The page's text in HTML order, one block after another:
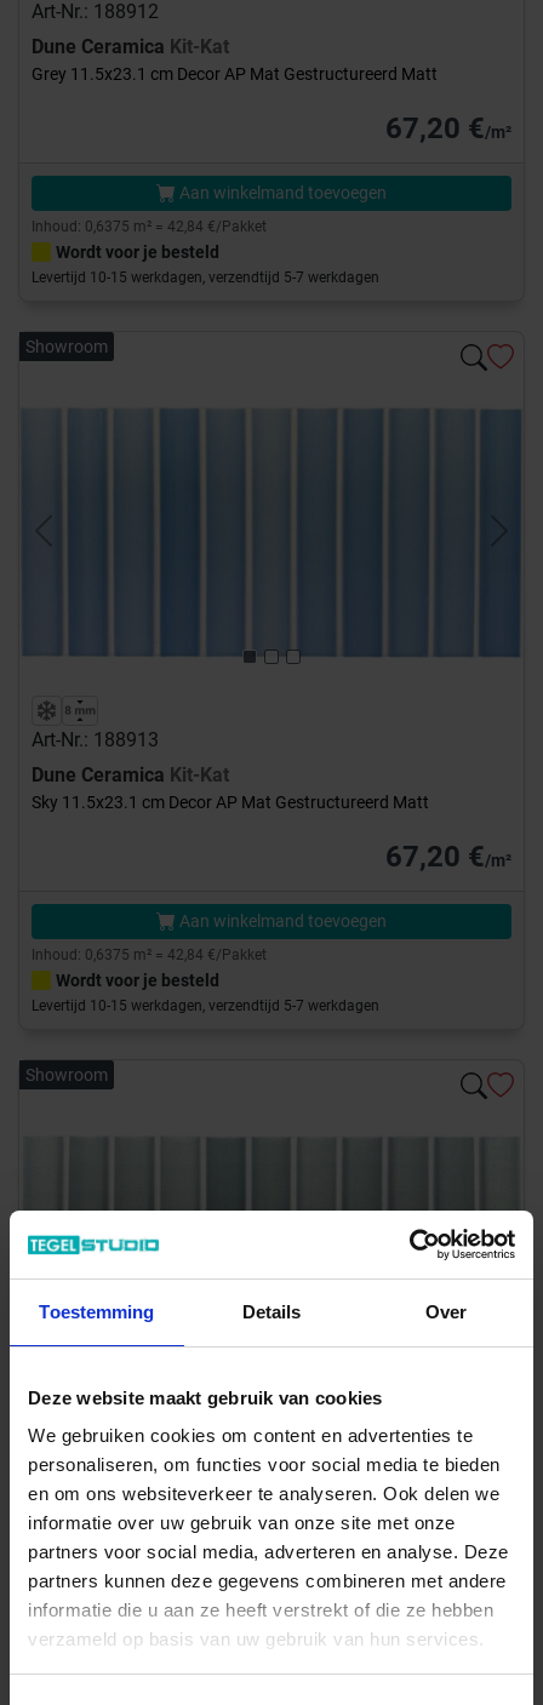
Toestemming Details Over
Deze website maakt gebruik van cookies
We gebruiken cookies om content en advertenties te
personaliseren, om functies voor social media te bieden
en om ons websiteverkeer te analyseren. Ook delen we
informatie over uw gebruik van onze site met onze
partners voor social media, adverteren en analyse. Deze
partners kunnen deze gegevens combineren met andere
informatie die u aan ze heeft verstrekt of die ze hebben
verzameld op basis van uw gebruik van hun services.
Art-Nr.: 188912
Dune Ceramica Kit-Kat
Grey 11.5x23.1 cm Decor AP Mat Gestructureerd Matt
67,20 €/m²
Aan winkelmand toevoegen
Inhoud: 0,6375 m² = 42,84 €/Pakket
Wordt voor je besteld
Levertijd 10-15 werkdagen, verzendtijd 5-7 werkdagen
Showroom
Art-Nr.: 188913
Dune Ceramica Kit-Kat
Sky 11.5x23.1 cm Decor AP Mat Gestructureerd Matt
67,20 €/m²
Aan winkelmand toevoegen
Inhoud: 0,6375 m² = 42,84 €/Pakket
Wordt voor je besteld
Levertijd 10-15 werkdagen, verzendtijd 5-7 werkdagen
Showroom
Previous Next
Art-Nr.: 188914
Dune CeramicaKit-Kat
Anise Green 11.5x23.1 cm Decor AP Mat Gestructureerd Matt
67,20 €/m²
Aan winkelmand toevoegen